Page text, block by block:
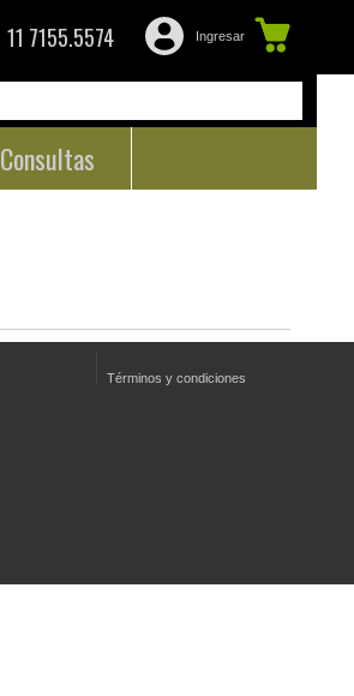
11 7155.5574 Ingresar
Consultas
Términos y condiciones